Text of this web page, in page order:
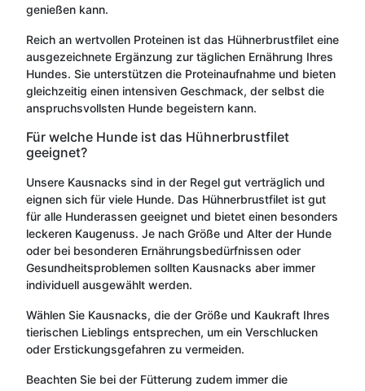
genießen kann.
Reich an wertvollen Proteinen ist das Hühnerbrustfilet eine
ausgezeichnete Ergänzung zur täglichen Ernährung Ihres
Hundes. Sie unterstützen die Proteinaufnahme und bieten
gleichzeitig einen intensiven Geschmack, der selbst die
anspruchsvollsten Hunde begeistern kann.
Für welche Hunde ist das Hühnerbrustfilet
geeignet?
Unsere Kausnacks sind in der Regel gut verträglich und
eignen sich für viele Hunde. Das Hühnerbrustfilet ist gut
für alle Hunderassen geeignet und bietet einen besonders
leckeren Kaugenuss. Je nach Größe und Alter der Hunde
oder bei besonderen Ernährungsbedürfnissen oder
Gesundheitsproblemen sollten Kausnacks aber immer
individuell ausgewählt werden.
Wählen Sie Kausnacks, die der Größe und Kaukraft Ihres
tierischen Lieblings entsprechen, um ein Verschlucken
oder Erstickungsgefahren zu vermeiden.
Beachten Sie bei der Fütterung zudem immer die